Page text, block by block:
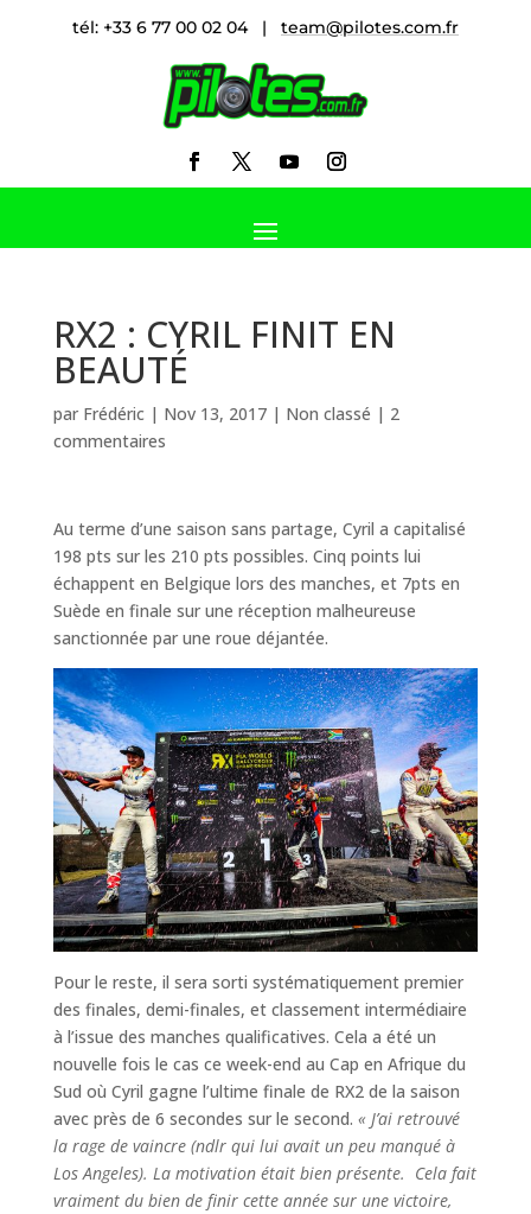
tél: +33 6 77 00 02 04 | team@pilotes.com.fr
RX2 : CYRIL FINIT EN
BEAUTÉ
par Frédéric| Nov 13, 2017| Non classé | 2
commentaires
Au terme d’une saison sans partage, Cyril a capitalisé
198 pts sur les 210 pts possibles. Cinq points lui
échappent en Belgique lors des manches, et 7pts en
Suède en finale sur une réception malheureuse
sanctionnée par une roue déjantée.
Pour le reste, il sera sorti systématiquement premier
des finales, demi-finales, et classement intermédiaire
à l’issue des manches qualificatives. Cela a été un
nouvelle fois le cas ce week-end au Cap en Afrique du
Sud où Cyril gagne l’ultime finale de RX2 de la saison
avec près de 6 secondes sur le second. « J’ai retrouvé
la rage de vaincre (ndlr qui lui avait un peu manqué à
Los Angeles). La motivation était bien présente. Cela fait
vraiment du bien de finir cette année sur une victoire,